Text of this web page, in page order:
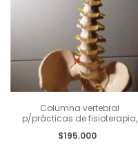
Columna vertebral
p/prácticas de fisioterapia,
fémur y soporte
$195.000